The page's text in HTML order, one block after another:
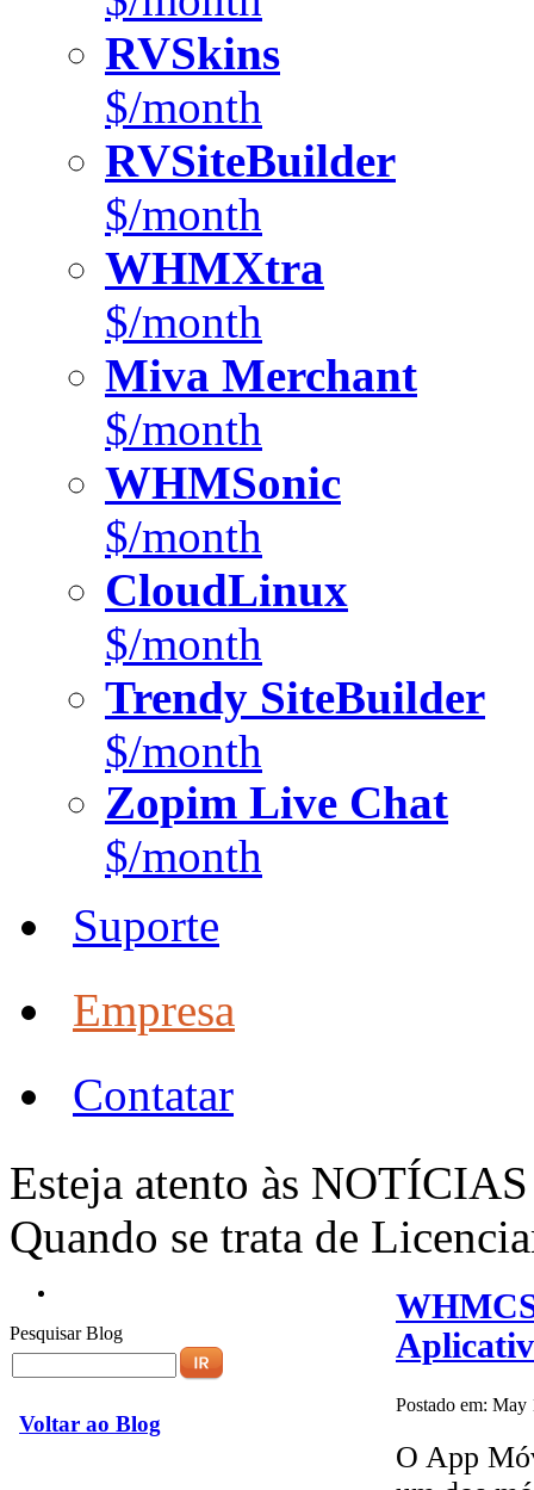
RVSkins
$/month
RVSiteBuilder
$/month
WHMXtra
$/month
Miva Merchant
$/month
WHMSonic
$/month
CloudLinux
$/month
Trendy SiteBuilder
$/month
Zopim Live Chat
$/month
Suporte
Empresa
Contatar
Esteja atento às
Quando se trata de
Pesquisar Blog
Voltar ao Blog
Postado em:
O App